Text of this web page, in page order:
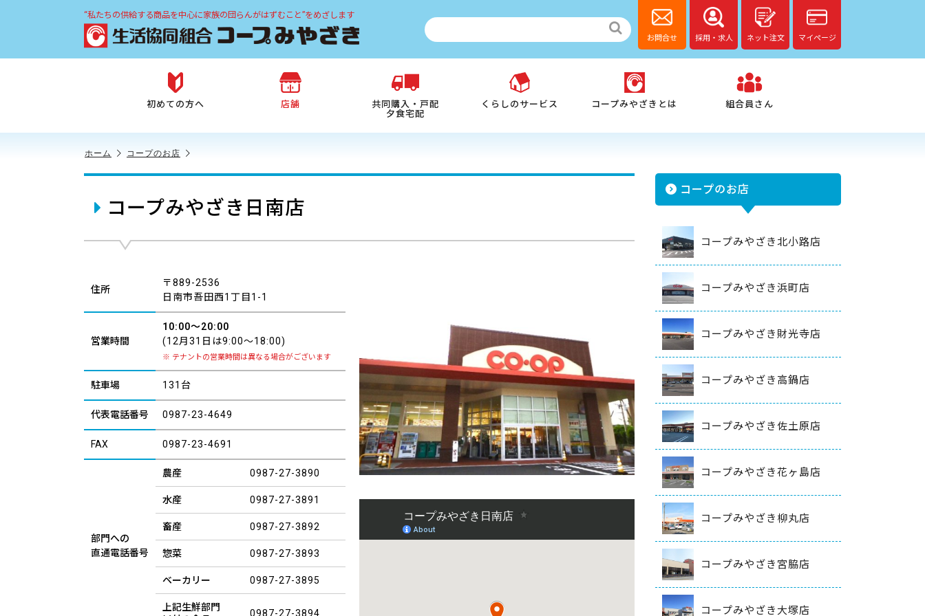
“私たちの供給する商品を中心に家族の団らんがはずむこと”をめざします
お問合せ 採用・求人 ネット注文 マイページ
初めての方へ 店舗
共同購入・戸配
夕食宅配
くらしのサービス コープみやざきとは 組合員さん
ホーム コープのお店
コープみやざき日南店
住所
〒889-2536
日南市吾田西1丁目1-1
営業時間
10:00～20:00
(12月31日は9:00～18:00)
テナントの営業時間は異なる場合がございます
駐車場 131台
代表電話番号 0987-23-4649
FAX 0987-23-4691
部門への
直通電話番号
農産 0987-27-3890
水産 0987-27-3891
畜産 0987-27-3892
惣菜 0987-27-3893
ベーカリー 0987-27-3895
上記生鮮部門
0987-27-3894
コープのお店
コープみやざき北小路店
コープみやざき浜町店
コープみやざき財光寺店
コープみやざき高鍋店
コープみやざき佐土原店
コープみやざき花ヶ島店
コープみやざき柳丸店
コープみやざき宮脇店
コープみやざき大塚店